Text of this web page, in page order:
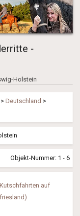
-
Holstein
> Deutschland >
Objekt-Nummer: 1 - 6